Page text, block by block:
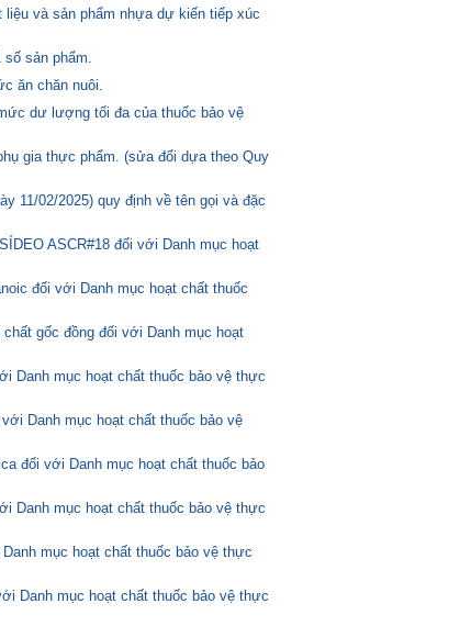
và sản phẩm nhựa dự kiến tiếp xúc
sản phẩm.
ăn chăn nuôi.
dư lượng tối đa của thuốc bảo vệ
gia thực phẩm. (sửa đổi dựa theo Quy
11/02/2025) quy định về tên gọi và đặc
ASCR#18 đối với Danh mục hoạt
đối với Danh mục hoạt chất thuốc
gốc đồng đối với Danh mục hoạt
Danh mục hoạt chất thuốc bảo vệ thực
Danh mục hoạt chất thuốc bảo vệ
đối với Danh mục hoạt chất thuốc bảo
Danh mục hoạt chất thuốc bảo vệ thực
mục hoạt chất thuốc bảo vệ thực
Danh mục hoạt chất thuốc bảo vệ thực